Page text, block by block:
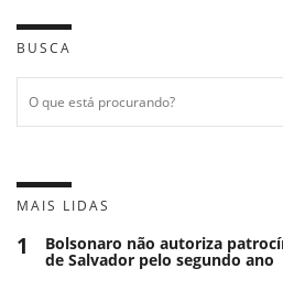
BUSCA
MAIS LIDAS
1 Bolsonaro não autoriza
de Salvador pelo segundo ano